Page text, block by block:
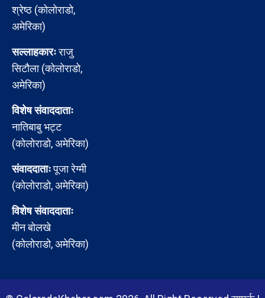
श्रेष्ठ (कोलोराडो,
अमेरिका)
सल्लाहकारःराजु
सिटौला (कोलोराडो,
अमेरिका)
विशेष संवाददाताः
नातिबाबु भट्ट
(कोलोराडो, अमेरिका)
संवाददाताःपूजा रेग्मी
(कोलोराडो, अमेरिका)
विशेष संवाददाताः
मीन बोलखे
(कोलोराडो, अमेरिका)